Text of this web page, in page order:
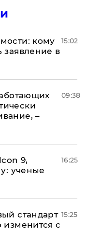
кому
заявление в
15:02
–
09:38
9,
ученые
16:25
стандарт
изменится с
15:25